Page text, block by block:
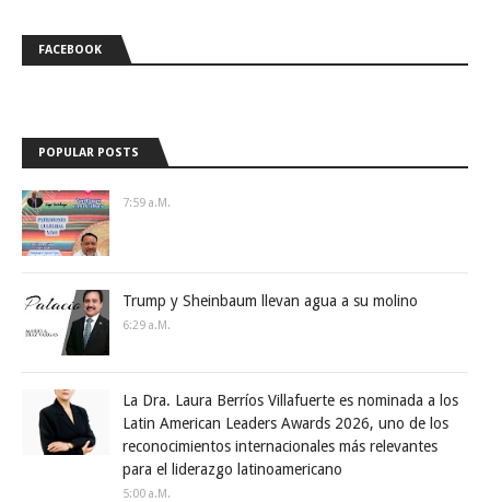
FACEBOOK
POPULAR POSTS
7:59 A.m.
Trump y Sheinbaum llevan agua a su molino
6:29 A.m.
La Dra. Laura Berríos Villafuerte es nominada a los
Latin American Leaders Awards 2026, uno de los
reconocimientos internacionales más relevantes
para el liderazgo latinoamericano
5:00 A.m.